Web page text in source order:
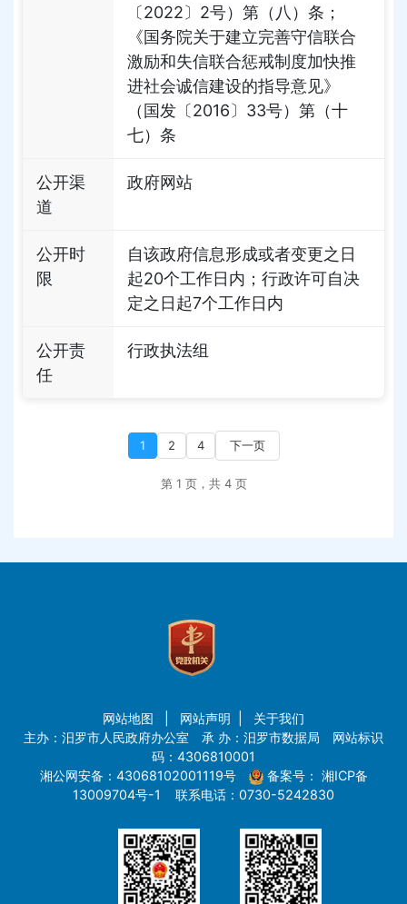
〔2022〕2号）第（八）条；
《国务院关于建立完善守信联合
激励和失信联合惩戒制度加快推
进社会诚信建设的指导意见》
（国发〔2016〕33号）第（十
七）条
公开渠
道
政府网站
公开时
限
自该政府信息形成或者变更之日
起20个工作日内；行政许可自决
定之日起7个工作日内
公开责
任
行政执法组
1 2 4 下一页
第 1 页，共 4 页
网站地图 网站声明
关于我们
主办：汨罗市人民政府办公室 承 办：汨罗市数据局 网站标识
码：4306810001
湘公网安备：43068102001119号
备案号： 湘ICP备
13009704号-1
联系电话：0730-5242830